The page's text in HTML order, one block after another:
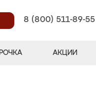
8 (800) 511-89-55
АКЦИИ